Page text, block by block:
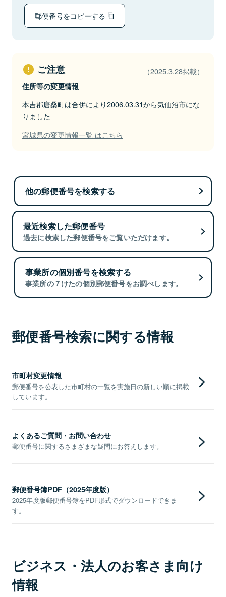
郵便番号をコピーする
ご注意 （2025.3.28掲載）
住所等の変更情報
本吉郡唐桑町は合併により2006.03.31から気仙沼市にな
りました
宮城県の変更情報一覧 はこちら
他の郵便番号を検索する
最近検索した郵便番号
過去に検索した郵便番号をご覧いただけます。
事業所の個別番号を検索する
事業所の７けたの個別郵便番号をお調べします。
郵便番号検索に関する情報
市町村変更情報
郵便番号を公表した市町村の一覧を実施日の新しい順に掲載
しています。
よくあるご質問・お問い合わせ
郵便番号に関するさまざまな疑問にお答えします。
郵便番号簿PDF（2025年度版）
2025年度版郵便番号簿をPDF形式でダウンロードできま
す。
ビジネス・法人のお客さま向け
情報